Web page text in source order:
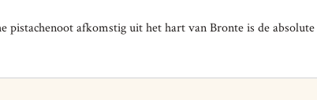
pistachenoot afkomstig uit het hart van Bronte is de